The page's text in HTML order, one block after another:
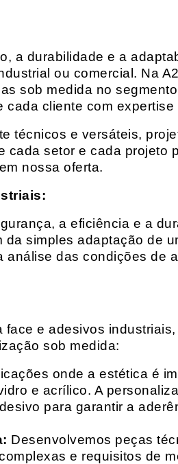
a durabilidade e a
ou comercial. Na
sob medida no
cliente com
técnicos e versáteis,
setor e cada projeto
nossa oferta.
a eficiência e a
simples adaptação de
das condições de
e adesivos
sob medida:
onde a estética é
e acrílico. A
para garantir a
Desenvolvemos peças
e requisitos de